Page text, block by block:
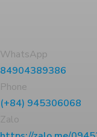
WhatsApp
84904389386
Phone
(+84) 945306068
Zalo